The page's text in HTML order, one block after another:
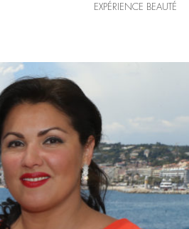
EXPÉRIENCE BEAUTÉ